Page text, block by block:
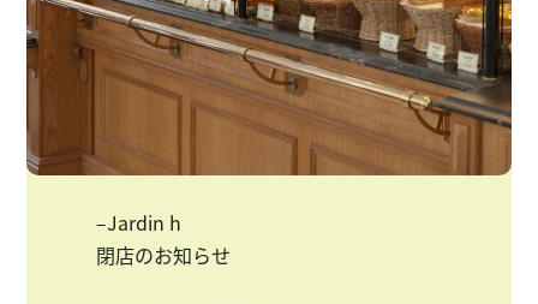
–Jardin h
閉店のお知らせ